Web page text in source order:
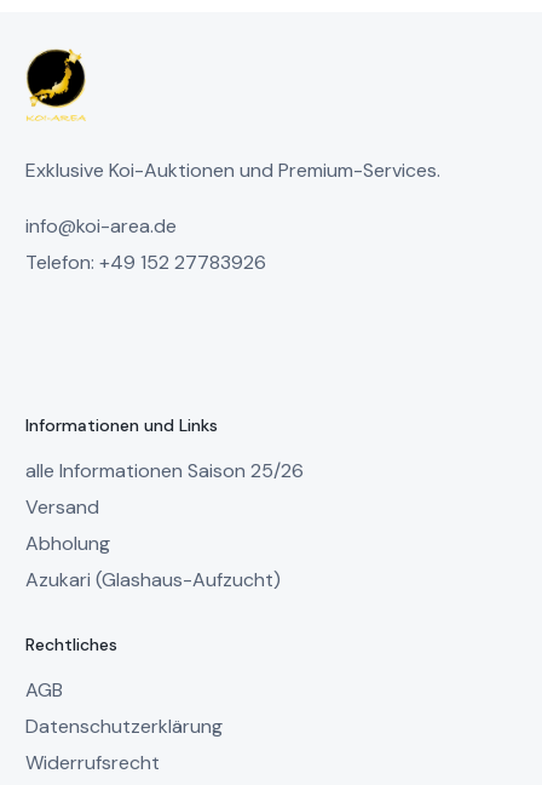
Exklusive Koi-Auktionen und Premium-Services.
info@koi-area.de
Telefon: +49 152 27783926
Informationen und Links
alle Informationen Saison 25/26
Versand
Abholung
Azukari (Glashaus-Aufzucht)
Rechtliches
AGB
Datenschutzerklärung
Widerrufsrecht